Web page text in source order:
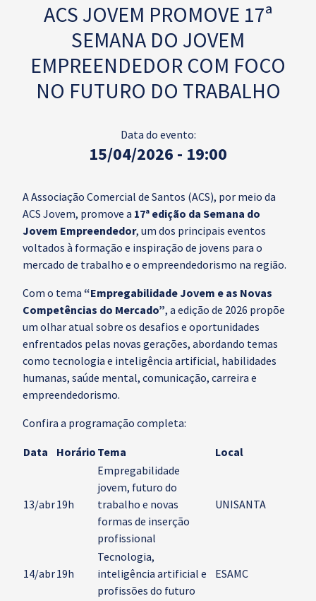
ACS JOVEM PROMOVE 17ª
SEMANA DO JOVEM
EMPREENDEDOR COM FOCO
NO FUTURO DO TRABALHO
Data do evento:
15/04/2026 - 19:00
A Associação Comercial de Santos (ACS), por meio da
ACS Jovem, promove a 17ª edição da Semana do
Jovem Empreendedor, um dos principais eventos
voltados à formação e inspiração de jovens para o
mercado de trabalho e o empreendedorismo na região.
Com o tema “Empregabilidade Jovem e as Novas
Competências do Mercado”, a edição de 2026 propõe
um olhar atual sobre os desafios e oportunidades
enfrentados pelas novas gerações, abordando temas
como tecnologia e inteligência artificial, habilidades
humanas, saúde mental, comunicação, carreira e
empreendedorismo.
Confira a programação completa:
Data Horário Tema Local
13/abr19h
Empregabilidade
jovem, futuro do
trabalho e novas
formas de inserção
profissional
UNISANTA
14/abr19h
Tecnologia,
inteligência artificial e
profissões do futuro
ESAMC